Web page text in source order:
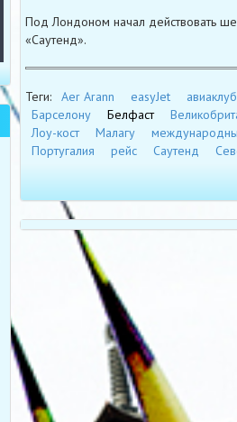
Под Лондоном начал действовать
«Саутенд».
Теги: Aer Arann easyJet авиаклуб
Барселону
Белфаст
Лоу-кост
Малагу
Португалия
рейс Саутенд